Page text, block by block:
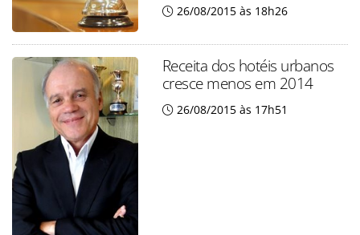
26/08/2015 às 18h26
Receita dos hotéis urbanos
cresce menos em 2014
26/08/2015 às 17h51